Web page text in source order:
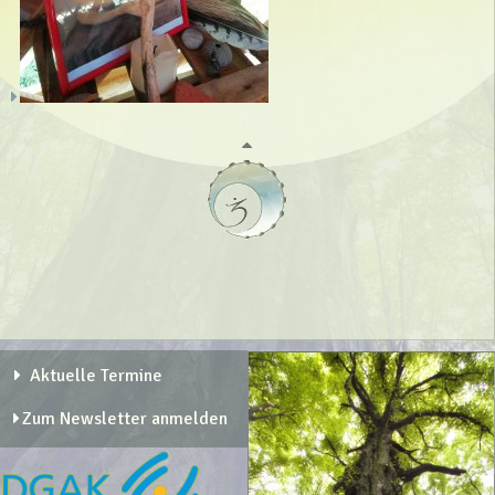
Aktuelle Termine
Zum Newsletter anmelden